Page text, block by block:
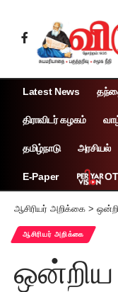
Latest News
திராவிடர் கழகம்
தமிழ்நாடு அரசியல்
E-Paper
ஆசிரியர் அறிக்கை > ஒன்றிய ஆர்.எஸ்.எஸ்.
ஆசிரியர் அறிக்கை